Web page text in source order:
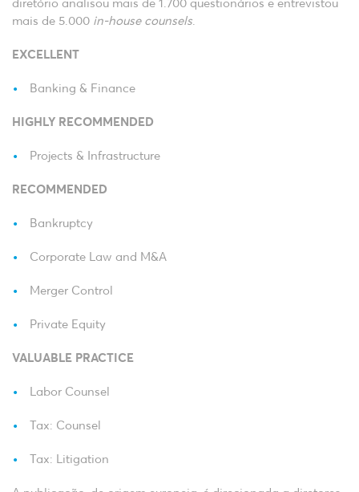
diretório analisou mais de 1.700 questionários e entrevistou
mais de 5.000 in-house counsels.
EXCELLENT
Banking & Finance
HIGHLY RECOMMENDED
Projects & Infrastructure
RECOMMENDED
Bankruptcy
Corporate Law and M&A
Merger Control
Private Equity
VALUABLE PRACTICE
Labor Counsel
Tax: Counsel
Tax: Litigation